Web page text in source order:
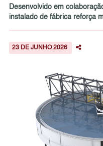
Desenvolvido em
instalado de fábrica reforça
23 DE JUNHO 2026